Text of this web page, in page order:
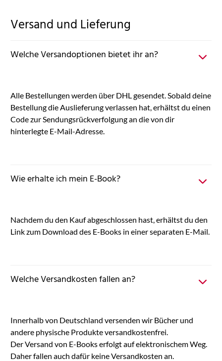
Versand und Lieferung
Welche Versandoptionen bietet ihr an?
Alle Bestellungen werden über DHL gesendet. Sobald deine
Bestellung die Auslieferung verlassen hat, erhältst du einen
Code zur Sendungsrückverfolgung an die von dir
hinterlegte E-Mail-Adresse.
Wie erhalte ich mein E-Book?
Nachdem du den Kauf abgeschlossen hast, erhältst du den
Link zum Download des E-Books in einer separaten E-Mail.
Welche Versandkosten fallen an?
Innerhalb von Deutschland versenden wir Bücher und
andere physische Produkte versandkostenfrei.
Der Versand von E-Books erfolgt auf elektronischem Weg.
Daher fallen auch dafür keine Versandkosten an.